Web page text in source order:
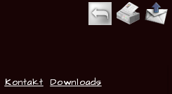
Kontakt Downloads